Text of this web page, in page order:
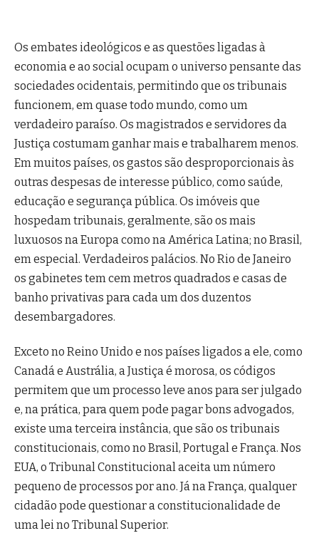
Os embates ideológicos e as questões ligadas à
economia e ao social ocupam o universo pensante das
sociedades ocidentais, permitindo que os tribunais
funcionem, em quase todo mundo, como um
verdadeiro paraíso. Os magistrados e servidores da
Justiça costumam ganhar mais e trabalharem menos.
Em muitos países, os gastos são desproporcionais às
outras despesas de interesse público, como saúde,
educação e segurança pública. Os imóveis que
hospedam tribunais, geralmente, são os mais
luxuosos na Europa como na América Latina; no Brasil,
em especial. Verdadeiros palácios. No Rio de Janeiro
os gabinetes tem cem metros quadrados e casas de
banho privativas para cada um dos duzentos
desembargadores.
Exceto no Reino Unido e nos países ligados a ele, como
Canadá e Austrália, a Justiça é morosa, os códigos
permitem que um processo leve anos para ser julgado
e, na prática, para quem pode pagar bons advogados,
existe uma terceira instância, que são os tribunais
constitucionais, como no Brasil, Portugal e França. Nos
EUA, o Tribunal Constitucional aceita um número
pequeno de processos por ano. Já na França, qualquer
cidadão pode questionar a constitucionalidade de
uma lei no Tribunal Superior.